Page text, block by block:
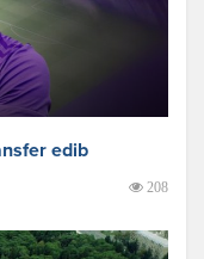
edib
208